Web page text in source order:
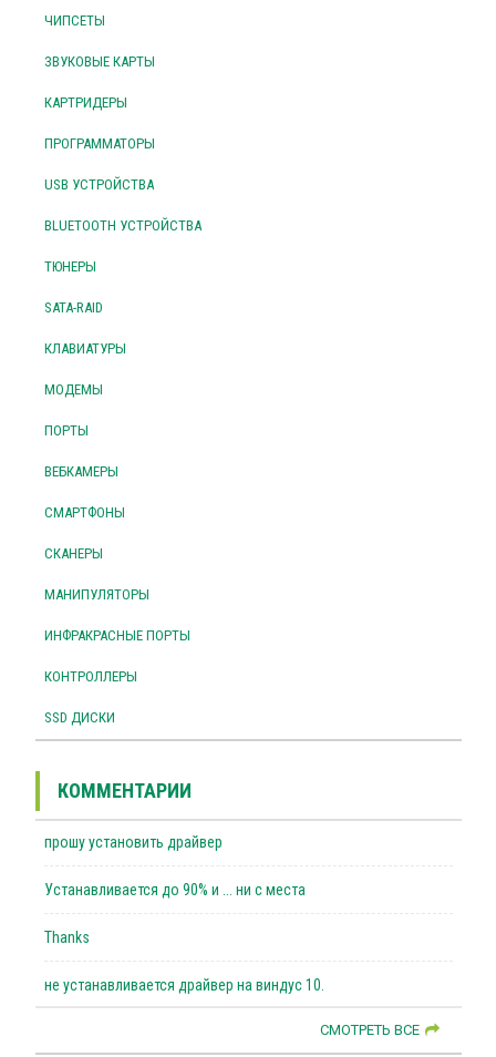
ЧИПСЕТЫ
ЗВУКОВЫЕ КАРТЫ
КАРТРИДЕРЫ
ПРОГРАММАТОРЫ
USB УСТРОЙСТВА
BLUETOOTH УСТРОЙСТВА
ТЮНЕРЫ
SATA-RAID
КЛАВИАТУРЫ
МОДЕМЫ
ПОРТЫ
ВЕБКАМЕРЫ
СМАРТФОНЫ
СКАНЕРЫ
МАНИПУЛЯТОРЫ
ИНФРАКРАСНЫЕ ПОРТЫ
КОНТРОЛЛЕРЫ
SSD ДИСКИ
КОММЕНТАРИИ
прошу установить драйвер
Устанавливается до 90% и ... ни с места
Thanks
не устанавливается драйвер на виндус 10.
СМОТРЕТЬ ВСЕ